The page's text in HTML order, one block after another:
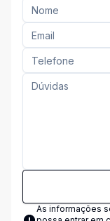
As informações